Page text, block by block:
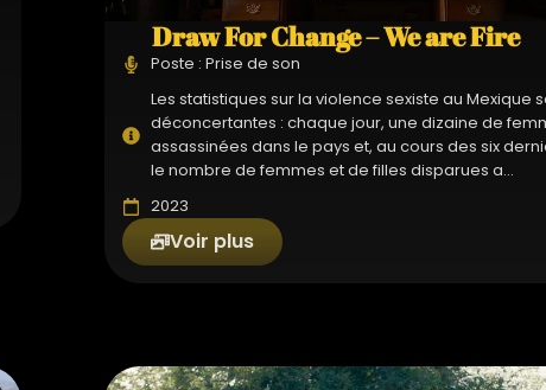
Draw For Change – We are Fire
Poste : Prise de son
Les statistiques sur la violence sexiste au Mexique
déconcertantes : chaque jour, une dizaine de
assassinées dans le pays et, au cours des six
le nombre de femmes et de filles disparues a...
2023
Voir plus